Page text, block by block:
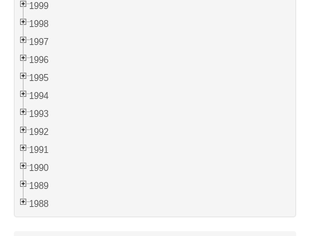
1999
1998
1997
1996
1995
1994
1993
1992
1991
1990
1989
1988